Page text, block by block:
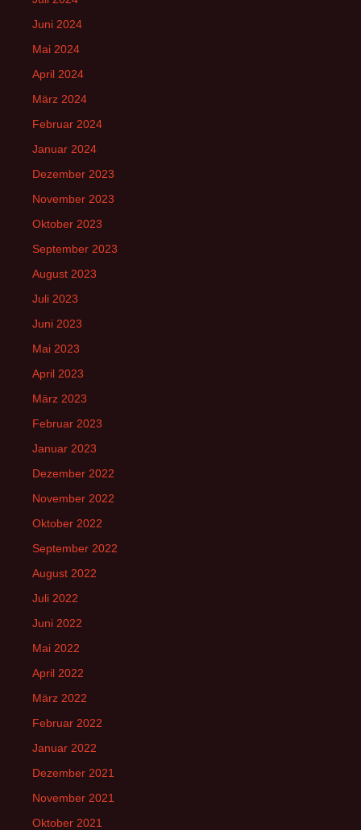
Juni 2024
Mai 2024
April 2024
März 2024
Februar 2024
Januar 2024
Dezember 2023
November 2023
Oktober 2023
September 2023
August 2023
Juli 2023
Juni 2023
Mai 2023
April 2023
März 2023
Februar 2023
Januar 2023
Dezember 2022
November 2022
Oktober 2022
September 2022
August 2022
Juli 2022
Juni 2022
Mai 2022
April 2022
März 2022
Februar 2022
Januar 2022
Dezember 2021
November 2021
Oktober 2021